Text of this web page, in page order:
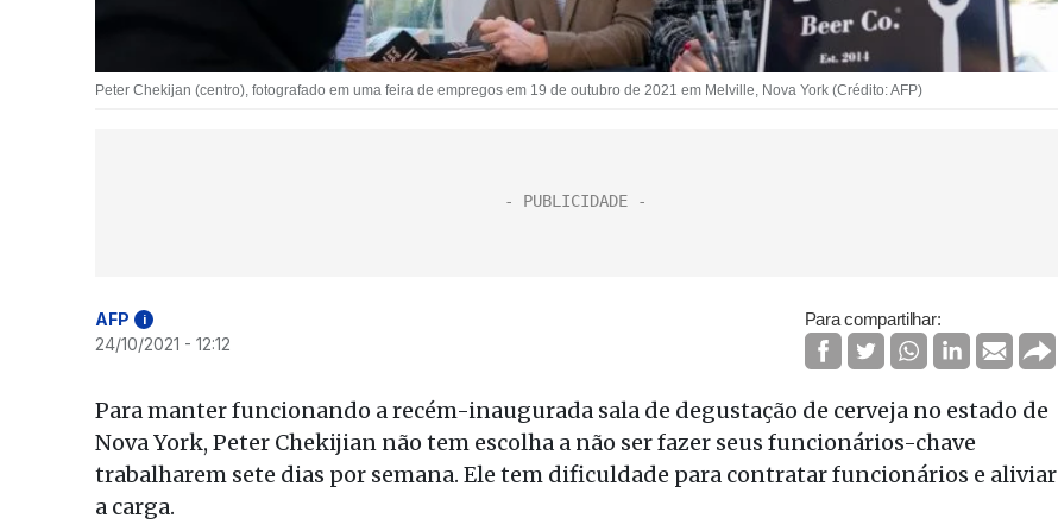
Peter Chekijan (centro), fotografado em uma feira de empregos em 19 de outubro de 2021 em Melville, Nova York (Crédito: AFP)
AFP i
24/10/2021 - 12:12
Para compartilhar:
Para manter funcionando a recém-inaugurada sala de degustação de cerveja no estado de
Nova York, Peter Chekijian não tem escolha a não ser fazer seus funcionários-chave
trabalharem sete dias por semana. Ele tem dificuldade para contratar funcionários e aliviar
a carga.